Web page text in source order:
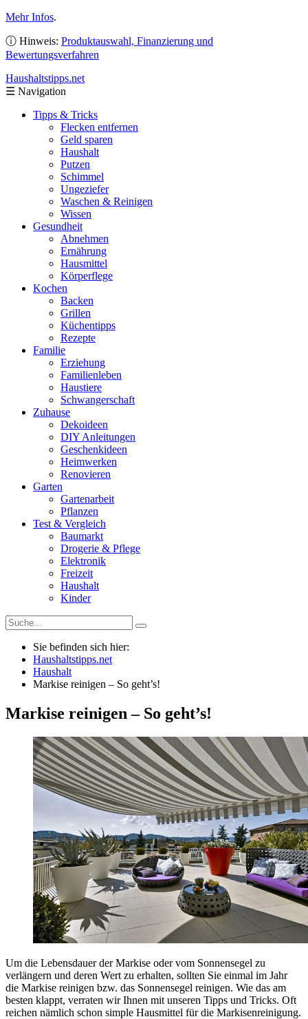
Mehr Infos.
ⓘ Hinweis: Produktauswahl, Finanzierung und
Bewertungsverfahren
Haushaltstipps.net
☰ Navigation
Tipps & Tricks
Flecken entfernen
Geld sparen
Haushalt
Putzen
Schimmel
Ungeziefer
Waschen & Reinigen
Wissen
Gesundheit
Abnehmen
Ernährung
Hausmittel
Körperflege
Kochen
Backen
Grillen
Küchentipps
Rezepte
Familie
Erziehung
Familienleben
Haustiere
Schwangerschaft
Zuhause
Dekoideen
DIY Anleitungen
Geschenkideen
Heimwerken
Renovieren
Garten
Gartenarbeit
Pflanzen
Test & Vergleich
Baumarkt
Drogerie & Pflege
Elektronik
Freizeit
Haushalt
Kinder
Sie befinden sich hier:
Haushaltstipps.net
Haushalt
Markise reinigen – So geht’s!
Markise reinigen – So geht’s!
Um die Lebensdauer der Markise oder vom Sonnensegel zu
verlängern und deren Wert zu erhalten, sollten Sie einmal im Jahr
die Markise reinigen bzw. das Sonnensegel reinigen. Wie das am
besten klappt, verraten wir Ihnen mit unseren Tipps und Tricks. Oft
reichen nämlich schon simple Hausmittel für die Markisenreinigung.